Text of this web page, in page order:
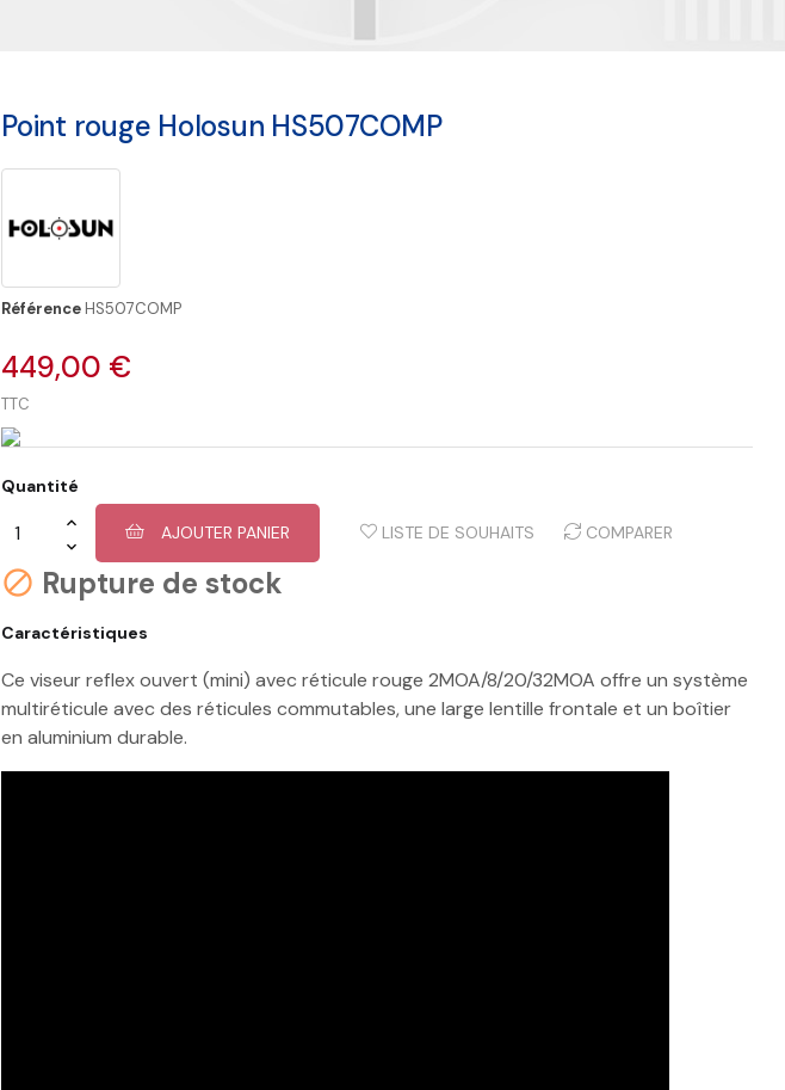
Point rouge Holosun HS507COMP
RéférenceHS507COMP
449,00 €
TTC
Quantité
AJOUTER PANIER LISTE DE SOUHAITS COMPARER
 Rupture de stock
Caractéristiques
Ce viseur reflex ouvert (mini) avec réticule rouge 2MOA/8/20/32MOA offre un système
multiréticule avec des réticules commutables, une large lentille frontale et un boîtier
en aluminium durable.